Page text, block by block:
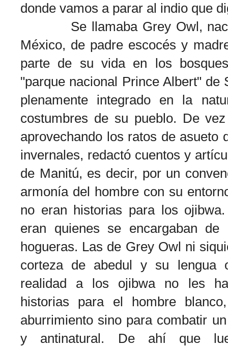
donde vamos a parar al indio que
Se llamaba Grey Owl, nació
México, de padre escocés y
parte de su vida en los
"parque nacional Prince Albert" de
plenamente integrado en la
costumbres de su pueblo. De
aprovechando los ratos de asueto
invernales, redactó cuentos y
de Manitú, es decir, por un
armonía del hombre con su
no eran historias para los
eran quienes se encargaban
hogueras. Las de Grey Owl ni
corteza de abedul y su lengua
realidad a los ojibwa no les
historias para el hombre
aburrimiento sino para combatir
y antinatural. De ahí que